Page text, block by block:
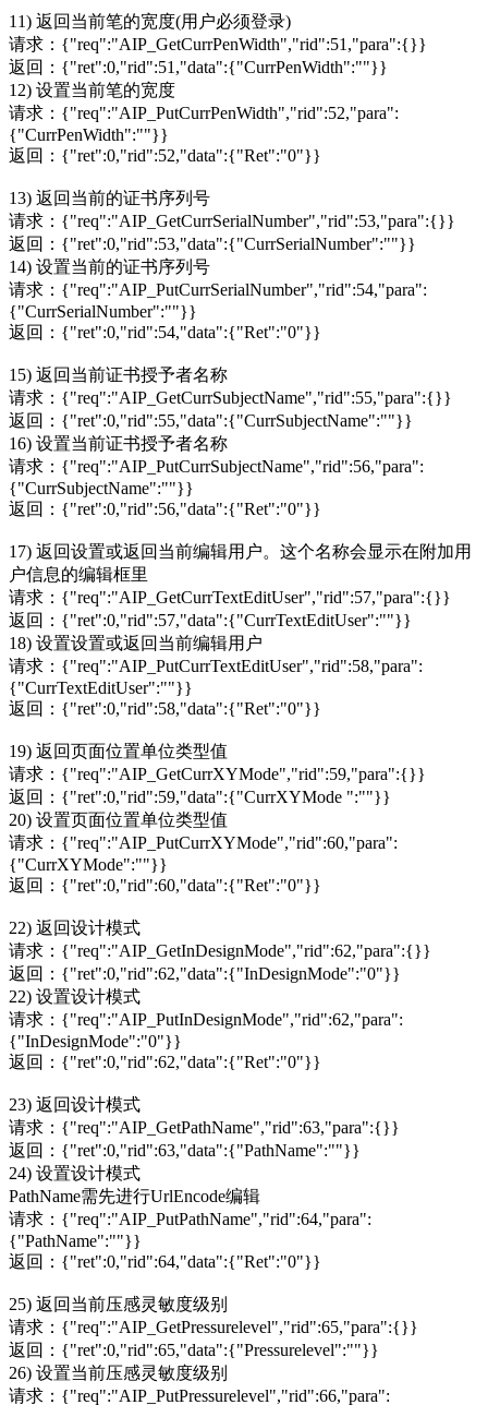
11) 返回当前笔的宽度(用户必须登录)
请求：{"req":"AIP_GetCurrPenWidth","rid":51,"para":{}}
返回：{"ret":0,"rid":51,"data":{"CurrPenWidth":""}}
12) 设置当前笔的宽度
请求：{"req":"AIP_PutCurrPenWidth","rid":52,"para":
{"CurrPenWidth":""}}
返回：{"ret":0,"rid":52,"data":{"Ret":"0"}}
13) 返回当前的证书序列号
请求：{"req":"AIP_GetCurrSerialNumber","rid":53,"para":{}}
返回：{"ret":0,"rid":53,"data":{"CurrSerialNumber":""}}
14) 设置当前的证书序列号
请求：{"req":"AIP_PutCurrSerialNumber","rid":54,"para":
{"CurrSerialNumber":""}}
返回：{"ret":0,"rid":54,"data":{"Ret":"0"}}
15) 返回当前证书授予者名称
请求：{"req":"AIP_GetCurrSubjectName","rid":55,"para":{}}
返回：{"ret":0,"rid":55,"data":{"CurrSubjectName":""}}
16) 设置当前证书授予者名称
请求：{"req":"AIP_PutCurrSubjectName","rid":56,"para":
{"CurrSubjectName":""}}
返回：{"ret":0,"rid":56,"data":{"Ret":"0"}}
17) 返回设置或返回当前编辑用户。这个名称会显示在附加用
户信息的编辑框里
请求：{"req":"AIP_GetCurrTextEditUser","rid":57,"para":{}}
返回：{"ret":0,"rid":57,"data":{"CurrTextEditUser":""}}
18) 设置设置或返回当前编辑用户
请求：{"req":"AIP_PutCurrTextEditUser","rid":58,"para":
{"CurrTextEditUser":""}}
返回：{"ret":0,"rid":58,"data":{"Ret":"0"}}
19) 返回页面位置单位类型值
请求：{"req":"AIP_GetCurrXYMode","rid":59,"para":{}}
返回：{"ret":0,"rid":59,"data":{"CurrXYMode ":""}}
20) 设置页面位置单位类型值
请求：{"req":"AIP_PutCurrXYMode","rid":60,"para":
{"CurrXYMode":""}}
返回：{"ret":0,"rid":60,"data":{"Ret":"0"}}
22) 返回设计模式
请求：{"req":"AIP_GetInDesignMode","rid":62,"para":{}}
返回：{"ret":0,"rid":62,"data":{"InDesignMode":"0"}}
22) 设置设计模式
请求：{"req":"AIP_PutInDesignMode","rid":62,"para":
{"InDesignMode":"0"}}
返回：{"ret":0,"rid":62,"data":{"Ret":"0"}}
23) 返回设计模式
请求：{"req":"AIP_GetPathName","rid":63,"para":{}}
返回：{"ret":0,"rid":63,"data":{"PathName":""}}
24) 设置设计模式
PathName需先进行UrlEncode编辑
请求：{"req":"AIP_PutPathName","rid":64,"para":
{"PathName":""}}
返回：{"ret":0,"rid":64,"data":{"Ret":"0"}}
25) 返回当前压感灵敏度级别
请求：{"req":"AIP_GetPressurelevel","rid":65,"para":{}}
返回：{"ret":0,"rid":65,"data":{"Pressurelevel":""}}
26) 设置当前压感灵敏度级别
请求：{"req":"AIP_PutPressurelevel","rid":66,"para":